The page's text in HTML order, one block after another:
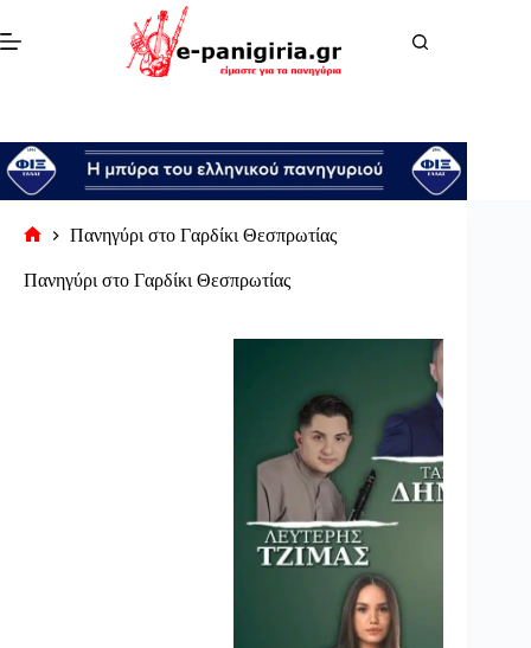
στο
περιεχόμενο
σελίδα
Πανηγύρι στο Γαρδίκι Θεσπρωτίας
Πανηγύρι στο Γαρδίκι Θεσπρωτίας